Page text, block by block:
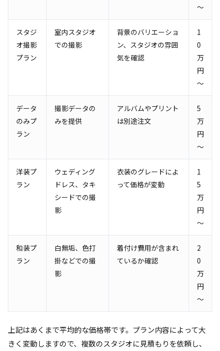
～
スタジ
オ撮影
プラン
室内スタジオ
での撮影
背景のバリエーショ
ン、スタジオの雰囲
気を確認
1
0
万
円
～
データ
のみプ
ラン
撮影データの
みを提供
アルバムやプリント
は別途注文
5
万
円
～
洋装プ
ラン
ウェディング
ドレス、タキ
シードでの撮
影
衣装のグレードによ
って価格が変動
1
5
万
円
～
和装プ
ラン
白無垢、色打
掛などでの撮
影
着付け費用が含まれ
ているか確認
2
0
万
円
～
上記はあくまで平均的な価格帯です。プラン内容によって大
きく変動しますので、複数のスタジオに見積もりを依頼し、